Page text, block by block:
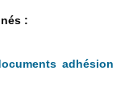
:
adhésion